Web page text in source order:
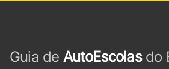
Guia de AutoEscolasdo